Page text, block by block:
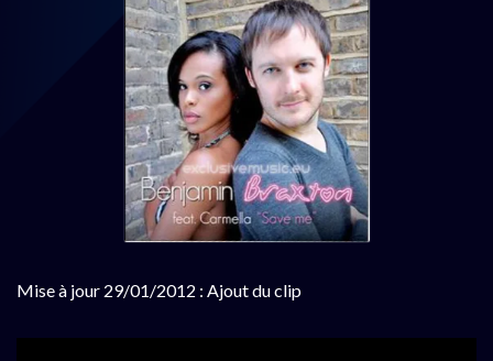
Mise à jour 29/01/2012 : Ajout du clip